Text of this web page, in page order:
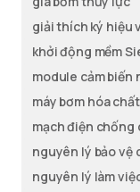
giải thích ký hiệu
khởi động mềm
module cảm biến
máy bơm hóa
mạch điện chống
nguyên lý bảo vệ
nguyên lý làm